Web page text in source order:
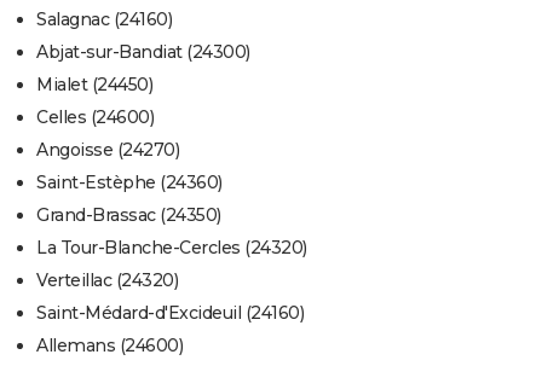
Salagnac (24160)
Abjat-sur-Bandiat (24300)
Mialet (24450)
Celles (24600)
Angoisse (24270)
Saint-Estèphe (24360)
Grand-Brassac (24350)
La Tour-Blanche-Cercles (24320)
Verteillac (24320)
Saint-Médard-d'Excideuil (24160)
Allemans (24600)